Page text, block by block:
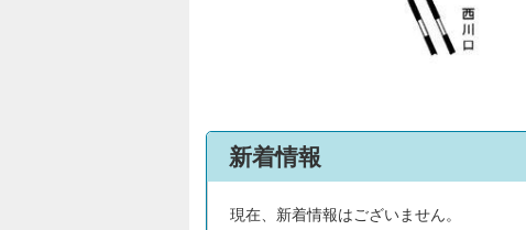
新着情報
現在、新着情報はございません。